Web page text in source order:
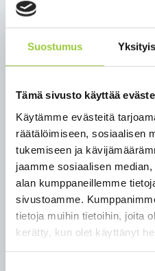
Suostumus
Tämä sivusto käyttää
Käytämme evästeitä
räätälöimiseen, sosiaalisen
tukemiseen ja
jaamme sosiaalisen
alan kumppaneillemme
sivustoamme.
tietoja muihin tietoihin, joita
kerätty, kun olet käyttänyt
Hy­väs­tä
va­vä­lin pi­tä­mi­nen
Ka­jaa­niin
puo­li­sia kon­tak­te­ja
tel­la, mi­kä­li sii­hen
ko­puo­li­sia
Kai­nuun so­ten suo­si­tus
kau­pun­gin alueel­la, et­tä
tet­täes­sä edel­ly­te­tään,
taan osal­lis­tu­vien se­kä
ti mah­dol­lis­ta vält­tää
val­li­suus voi­daan